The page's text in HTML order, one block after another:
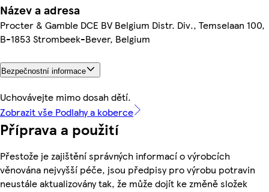
Název a adresa
Procter & Gamble DCE BV Belgium Distr. Div., Temselaan 100,
B-1853 Strombeek-Bever, Belgium
Bezpečnostní informace
Uchovávejte mimo dosah dětí.
Zobrazit vše Podlahy a koberce
Příprava a použití
Přestože je zajištění správných informací o výrobcích
věnována nejvyšší péče, jsou předpisy pro výrobu potravin
neustále aktualizovány tak, že může dojít ke změně složek